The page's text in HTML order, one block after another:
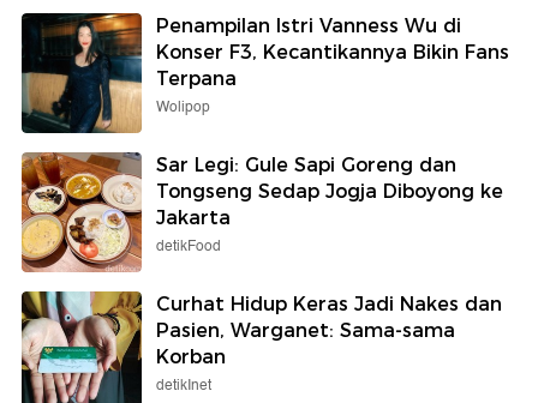
Penampilan Istri Vanness Wu di
Konser F3, Kecantikannya Bikin Fans
Terpana
Wolipop
Sar Legi: Gule Sapi Goreng dan
Tongseng Sedap Jogja Diboyong ke
Jakarta
detikFood
Curhat Hidup Keras Jadi Nakes dan
Pasien, Warganet: Sama-sama
Korban
detikInet